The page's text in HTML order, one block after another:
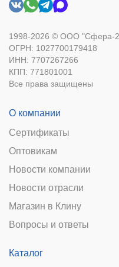
1998-2026 © ООО "Сфера-
ОГРН: 1027700179418
ИНН: 7707267266
КПП: 771801001
Все права защищены
О компании
Сертификаты
Оптовикам
Новости компании
Новости отрасли
Магазин в Клину
Вопросы и ответы
Каталог